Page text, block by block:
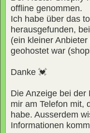
offline genommen.
Ich habe über das
herausgefunden,
(ein kleiner
geohostet war
Danke 💓
Die Anzeige bei
mir am Telefon mit,
habe. Ausserdem
Informationen